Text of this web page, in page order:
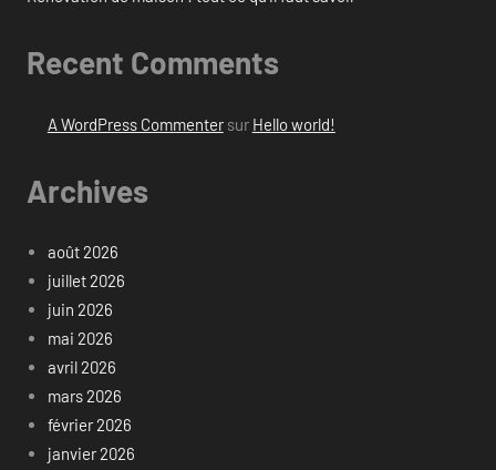
Recent Comments
A WordPress Commentersur Hello world!
Archives
août 2026
juillet 2026
juin 2026
mai 2026
avril 2026
mars 2026
février 2026
janvier 2026